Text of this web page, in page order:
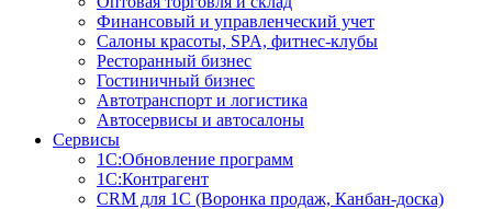
Финансовый и управленческий учет
Салоны красоты, SPA, фитнес-клубы
Ресторанный бизнес
Гостиничный бизнес
Автотранспорт и логистика
Автосервисы и автосалоны
Сервисы
1С:Обновление программ
1С:Контрагент
CRM для 1С (Воронка продаж, Канбан-доска)